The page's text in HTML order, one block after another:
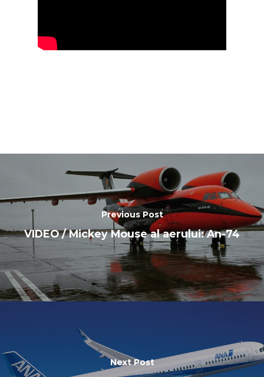
Previous Post
VIDEO / Mickey Mouse al aerului: An-74
Next Post